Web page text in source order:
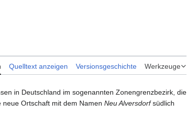
Quelltext anzeigen Versionsgeschichte Werkzeuge
in Deutschland im sogenannten Zonengrenzbezirk, die
Ortschaft mit dem Namen Neu Alversdorfsüdlich